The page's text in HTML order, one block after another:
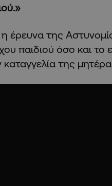
έρευνα της
παιδιού όσο και το
καταγγελία της